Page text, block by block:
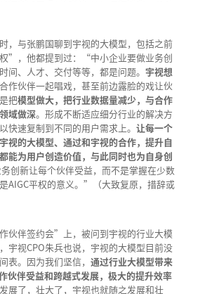
，与张鹏国聊到宇视的大模型，包括之前
”，他都提到过：“中小企业要做业务创
间、人才、交付等等，都是问题。宇视想
作伙伴一起唱戏，甚至前边露脸的戏让伙
把模型做大，把行业数据量减少，与合作
域做深。形成不断适应细分行业的解决方
快速复制到不同的用户需求上。让每一个
视的大模型、通过和宇视的合作，提升自
能为用户创造价值，与此同时也为自身创
创新让每个伙伴受益，而不是掌握在少数
AIGC平权的意义。”（大致复原，措辞或
伙伴签约会”上，被问到宇视的行业大模
宇视CPO朱兵也说，宇视的大模型目前没
表。因为我们坚信，通过行业大模型带来
伙伴受益和跨越式发展，极大的提升效率
展了，壮大了，宇视也就随之发展和壮